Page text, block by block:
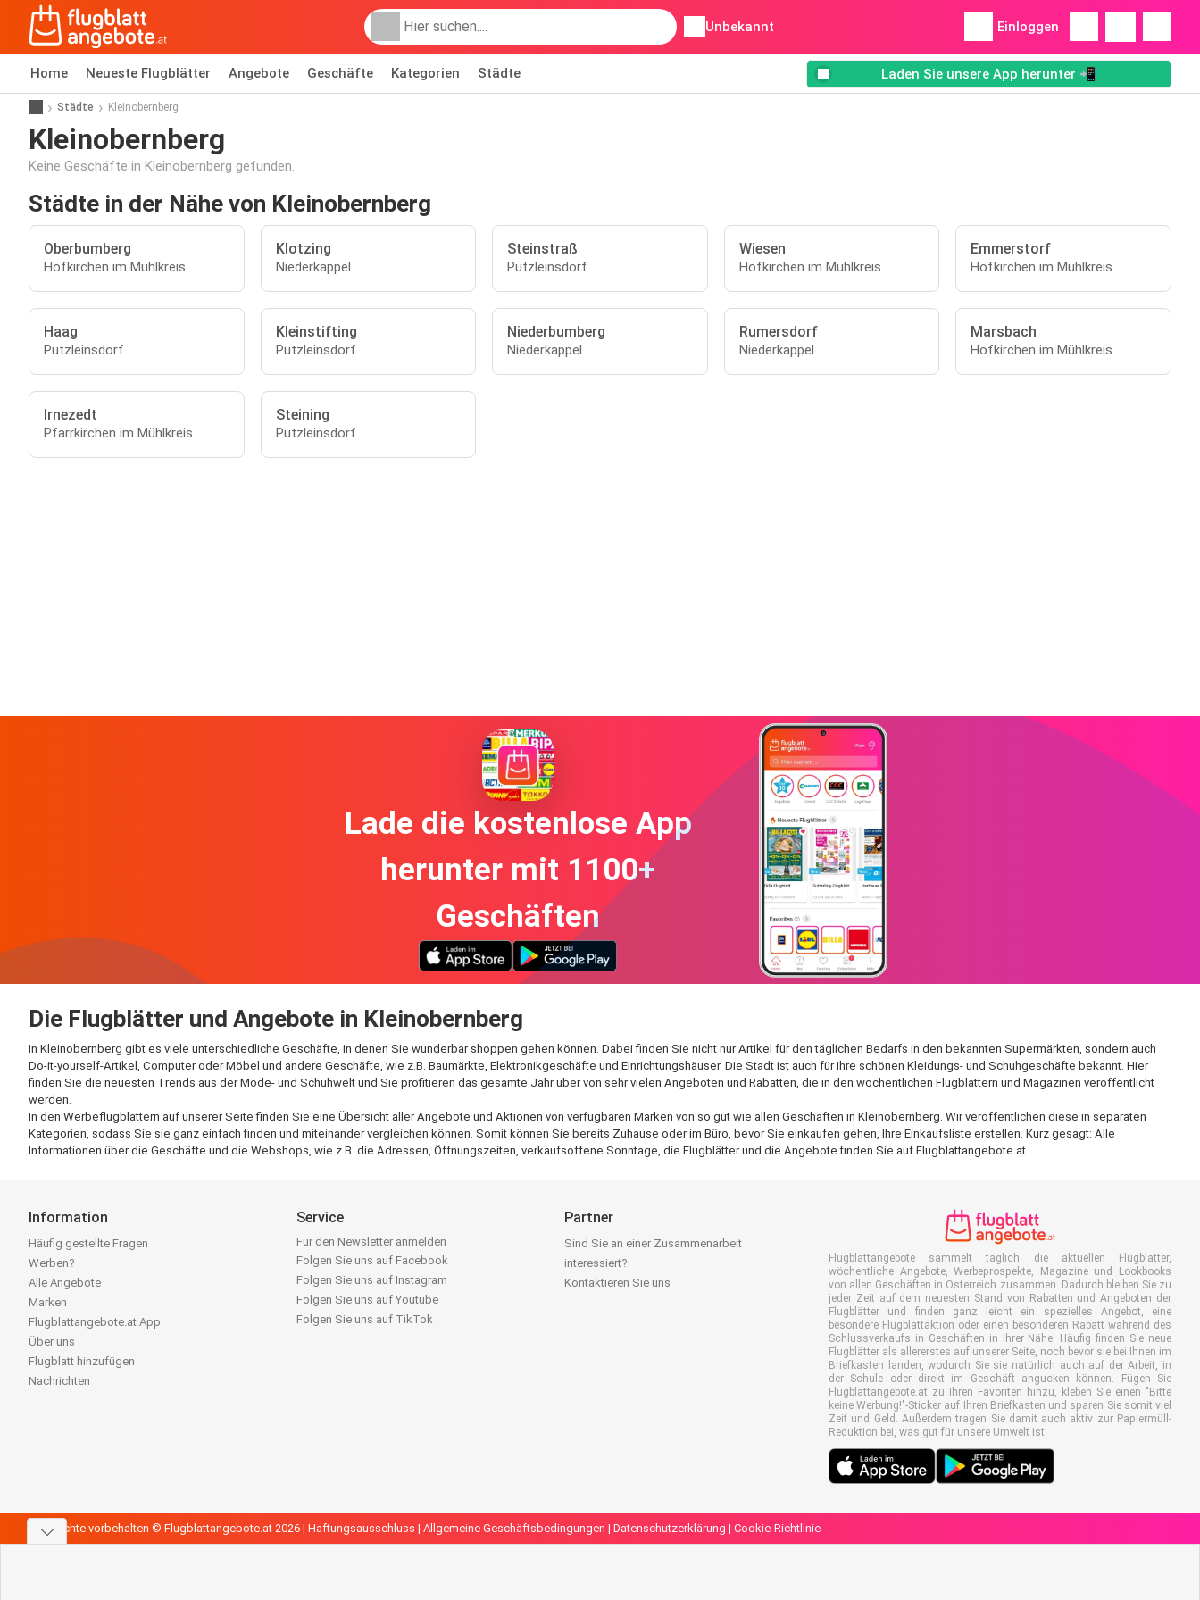
Unbekannt Einloggen
Home Neueste Flugblätter Angebote Geschäfte Kategorien Städte Laden Sie unsere App herunter 📲
Städte Kleinobernberg
Kleinobernberg
Keine Geschäfte in Kleinobernberg gefunden.
Städte in der Nähe von Kleinobernberg
Oberbumberg
Hofkirchen im Mühlkreis
Klotzing
Niederkappel
Steinstraß
Putzleinsdorf
Wiesen
Hofkirchen im Mühlkreis
Emmerstorf
Hofkirchen im Mühlkreis
Haag
Putzleinsdorf
Kleinstifting
Putzleinsdorf
Niederbumberg
Niederkappel
Rumersdorf
Niederkappel
Marsbach
Hofkirchen im Mühlkreis
Irnezedt
Pfarrkirchen im Mühlkreis
Steining
Putzleinsdorf
Lade die kostenlose App
herunter mit 1100+
Geschäften
Die Flugblätter und Angebote in Kleinobernberg
In Kleinobernberg gibt es viele unterschiedliche Geschäfte, in denen Sie wunderbar shoppen gehen können. Dabei finden Sie nicht nur Artikel für den täglichen Bedarfs in den bekannten Supermärkten, sondern auch
Do-it-yourself-Artikel, Computer oder Möbel und andere Geschäfte, wie z.B. Baumärkte, Elektronikgeschäfte und Einrichtungshäuser. Die Stadt ist auch für ihre schönen Kleidungs- und Schuhgeschäfte bekannt. Hier
finden Sie die neuesten Trends aus der Mode- und Schuhwelt und Sie profitieren das gesamte Jahr über von sehr vielen Angeboten und Rabatten, die in den wöchentlichen Flugblättern und Magazinen veröffentlicht
werden.
In den Werbeflugblättern auf unserer Seite finden Sie eine Übersicht aller Angebote und Aktionen von verfügbaren Marken von so gut wie allen Geschäften in Kleinobernberg. Wir veröffentlichen diese in separaten
Kategorien, sodass Sie sie ganz einfach finden und miteinander vergleichen können. Somit können Sie bereits Zuhause oder im Büro, bevor Sie einkaufen gehen, Ihre Einkaufsliste erstellen. Kurz gesagt: Alle
Informationen über die Geschäfte und die Webshops, wie z.B. die Adressen, Öffnungszeiten, verkaufsoffene Sonntage, die Flugblätter und die Angebote finden Sie auf Flugblattangebote.at
Information
Häufig gestellte Fragen
Werben?
Alle Angebote
Marken
Flugblattangebote.at App
Über uns
Flugblatt hinzufügen
Nachrichten
Service
Für den Newsletter anmelden
Folgen Sie uns auf Facebook
Folgen Sie uns auf Instagram
Folgen Sie uns auf Youtube
Folgen Sie uns auf TikTok
Partner
Sind Sie an einer Zusammenarbeit
interessiert?
Kontaktieren Sie uns
Flugblattangebote sammelt täglich die aktuellen Flugblätter,
wöchentliche Angebote, Werbeprospekte, Magazine und Lookbooks
von allen Geschäften in Österreich zusammen. Dadurch bleiben Sie zu
jeder Zeit auf dem neuesten Stand von Rabatten und Angeboten der
Flugblätter und finden ganz leicht ein spezielles Angebot, eine
besondere Flugblattaktion oder einen besonderen Rabatt während des
Schlussverkaufs in Geschäften in Ihrer Nähe. Häufig finden Sie neue
Flugblätter als allererstes auf unserer Seite, noch bevor sie bei Ihnen im
Briefkasten landen, wodurch Sie sie natürlich auch auf der Arbeit, in
der Schule oder direkt im Geschäft angucken können. Fügen Sie
Flugblattangebote.at zu Ihren Favoriten hinzu, kleben Sie einen "Bitte
keine Werbung!"-Sticker auf Ihren Briefkasten und sparen Sie somit viel
Zeit und Geld. Außerdem tragen Sie damit auch aktiv zur Papiermüll-
Reduktion bei, was gut für unsere Umwelt ist.
Alle Rechte vorbehalten © Flugblattangebote.at 2026 | Haftungsausschluss | Allgemeine Geschäftsbedingungen | Datenschutzerklärung | Cookie-Richtlinie